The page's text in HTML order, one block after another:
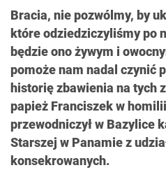
Bracia, nie pozwólmy, by
które odziedziczyliśmy po
będzie ono żywym i
pomoże nam nadal czynić
historię zbawienia na tych
papież Franciszek w
przewodniczył w Bazylice
Starszej w Panamie z
konsekrowanych.